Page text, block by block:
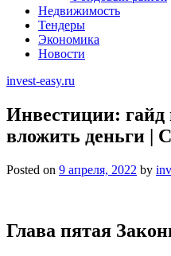
Недвижимость
Тендеры
Экономика
Новости
invest-easy.ru
Инвестиции: гайд
вложить деньги |
Posted on 9 апреля, 2022 by
Глава пятая